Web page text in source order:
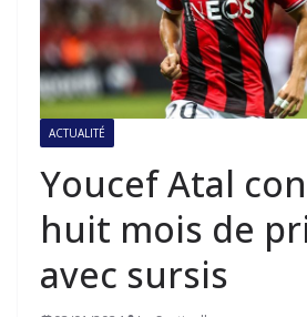
ACTUALITÉ
Youcef Atal
huit mois de
avec sursis